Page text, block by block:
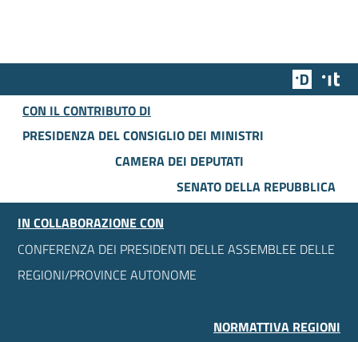
Team
CON IL CONTRIBUTO DI
PRESIDENZA DEL CONSIGLIO DEI MINISTRI
CAMERA DEI DEPUTATI
SENATO DELLA REPUBBLICA
IN COLLABORAZIONE CON
CONFERENZA DEI PRESIDENTI DELLE ASSEMBLEE DELLE
REGIONI/PROVINCE AUTONOME
NORMATTIVA REGIONI